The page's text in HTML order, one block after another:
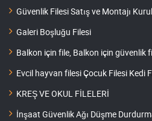
Güvenlik Filesi Satış ve Montajı
Galeri Boşluğu Filesi
Balkon için file, Balkon için güvenlik
Evcil hayvan filesi Çocuk Filesi Kedi
KREŞ VE OKUL FİLELERİ
İnşaat Güvenlik Ağı Düşme